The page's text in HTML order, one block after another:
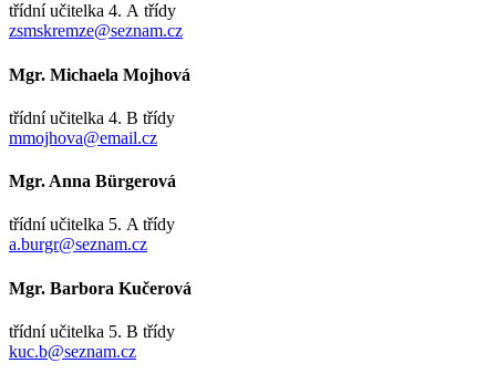
třídní učitelka 4. A třídy
zsmskremze@seznam.cz
Mgr. Michaela Mojhová
třídní učitelka 4. B třídy
mmojhova@email.cz
Mgr. Anna Bürgerová
třídní učitelka 5. A třídy
a.burgr@seznam.cz
Mgr. Barbora Kučerová
třídní učitelka 5. B třídy
kuc.b@seznam.cz